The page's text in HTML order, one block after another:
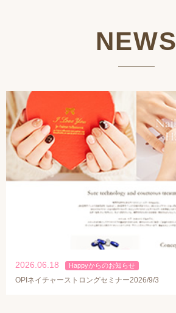
NEWS
2026.06.18
OPIネイチャーストロングセミナー2026/9/3